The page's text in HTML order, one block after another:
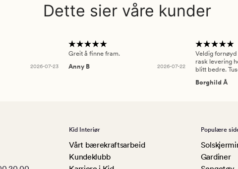
Dette sier våre kunder
2026-07-23
Greit å finne fram.
Anny B
2026-07-22
Veldig
rask levering
blitt bedre.
Borghild Å
Kid Interiør
Vårt bærekraftsarbeid
Kundeklubb
Populære
Gardiner